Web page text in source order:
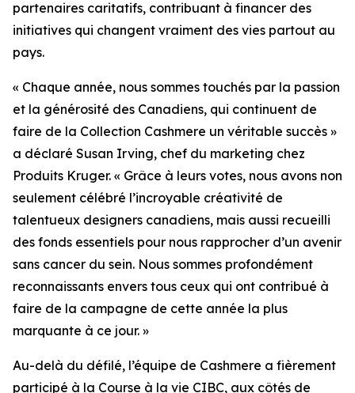
partenaires caritatifs, contribuant à financer des
initiatives qui changent vraiment des vies partout au
pays.
« Chaque année, nous sommes touchés par la passion
et la générosité des Canadiens, qui continuent de
faire de la Collection Cashmere un véritable succès »
a déclaré Susan Irving, chef du marketing chez
Produits Kruger. « Grâce à leurs votes, nous avons non
seulement célébré l’incroyable créativité de
talentueux designers canadiens, mais aussi recueilli
des fonds essentiels pour nous rapprocher d’un avenir
sans cancer du sein. Nous sommes profondément
reconnaissants envers tous ceux qui ont contribué à
faire de la campagne de cette année la plus
marquante à ce jour. »
Au-delà du défilé, l’équipe de Cashmere a fièrement
participé à la Course à la vie CIBC, aux côtés de